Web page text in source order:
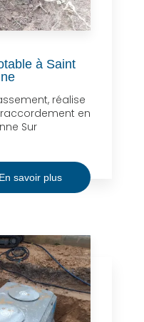
à Saint
réalise
en
Sur
En savoir plus